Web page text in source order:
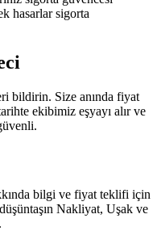
hasarlar sigorta
bildirin. Size anında fiyat
ekibimiz eşyayı alır ve
bilgi ve fiyat teklifi için
Nakliyat, Uşak ve